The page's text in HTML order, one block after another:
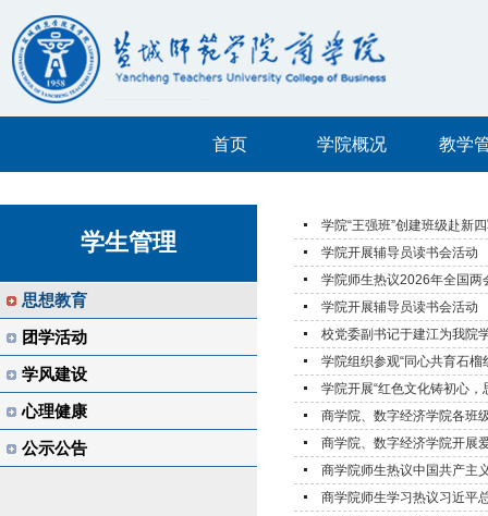
首页 学院概况 教学
学生管理
思想教育
团学活动
学风建设
心理健康
公示公告
学院“王强班”创建班级赴新
学院开展辅导员读书会活动
学院师生热议2026年全国两
学院开展辅导员读书会活动
校党委副书记于建江为我院
学院组织参观“同心共育石榴
学院开展“红色文化铸初心
商学院、数字经济学院各班
商学院、数字经济学院开展
商学院师生热议中国共产主
商学院师生学习热议习近平